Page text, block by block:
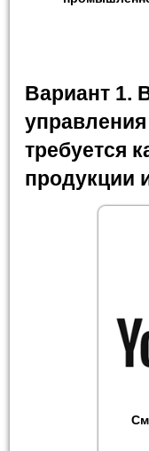
Вариант 1.
требуется
продукции